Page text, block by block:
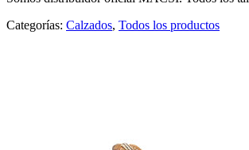
Categorías: Calzados, Todos los productos